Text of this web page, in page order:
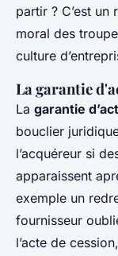
partir ? C’est
moral des
culture
La garantie
La garantie
bouclier
l’acquéreur si
apparaissent
exemple un
fournisseur
l’acte de